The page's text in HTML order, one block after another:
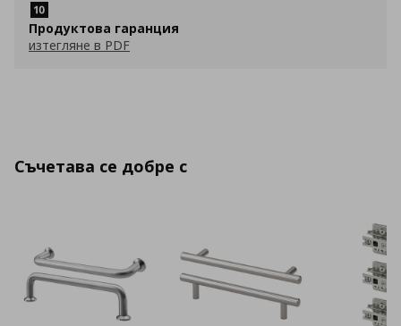
Продуктова гаранция
изтегляне в PDF
Съчетава се добре с